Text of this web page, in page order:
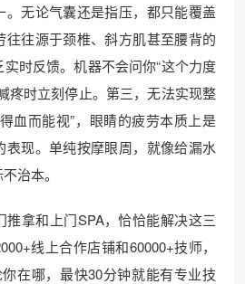
。无论气囊还是指压，都只能覆盖
往往源于颈椎、斜方肌甚至腰背的
时反馈。机器不会问你“这个力度
疼时立刻停止。第三，无法实现整
血而能视”，眼睛的疲劳本质上是
表现。单纯按摩眼周，就像给漏水
治本。
推拿和上门SPA，恰恰能解决这三
线上合作店铺和60000+技师，
在哪，最快30分钟就能有专业技